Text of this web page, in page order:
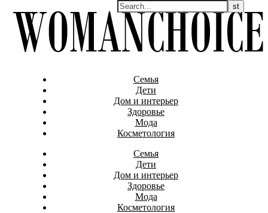
Семья
Дети
Дом и интерьер
Здоровье
Мода
Косметология
Семья
Дети
Дом и интерьер
Здоровье
Мода
Косметология